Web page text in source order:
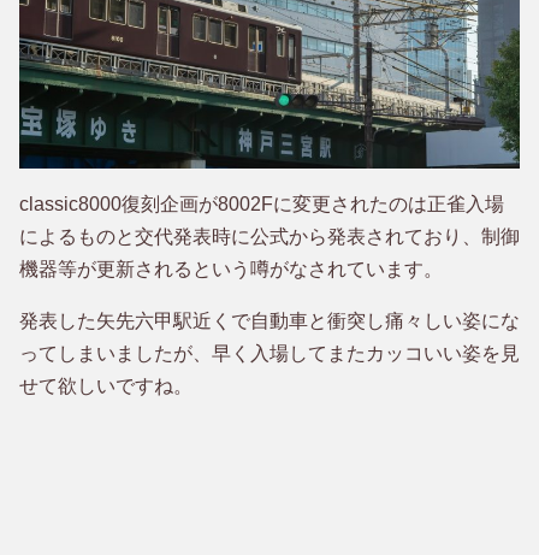
classic8000復刻企画が8002Fに変更されたのは正雀入場
によるものと交代発表時に公式から発表されており、制御
機器等が更新されるという噂がなされています。
発表した矢先六甲駅近くで自動車と衝突し痛々しい姿にな
ってしまいましたが、早く入場してまたカッコいい姿を見
せて欲しいですね。